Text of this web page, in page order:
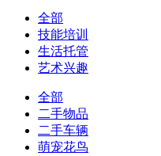
全部
技能培训
生活托管
艺术兴趣
全部
二手物品
二手车辆
萌宠花鸟